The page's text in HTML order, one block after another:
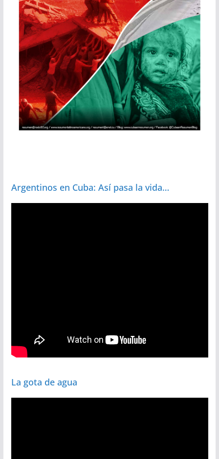
Argentinos en Cuba: Así pasa la vida…
La gota de agua